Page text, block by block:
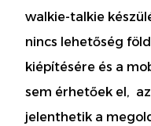
walkie-talkie
nincs lehetőség
kiépítésére és a
sem érhetőek el,
jelenthetik a